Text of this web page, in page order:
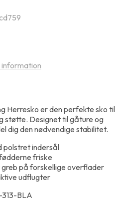
information
Herresko er den perfekte sko til
støtte. Designet til gåture og
dig den nødvendige stabilitet.
polstret indersål
friske
på forskellige overflader
udflugter
BLA